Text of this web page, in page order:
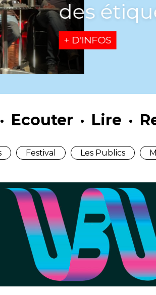
des
+ D'INFOS
Ecouter Lire
Festival Les Publics